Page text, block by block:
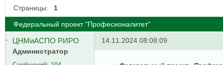
Страницы: 1
Федеральный проект "Професионалитет"
ЦНМиАСПО РИРО
Администратор
14.11.2024 08:08:09